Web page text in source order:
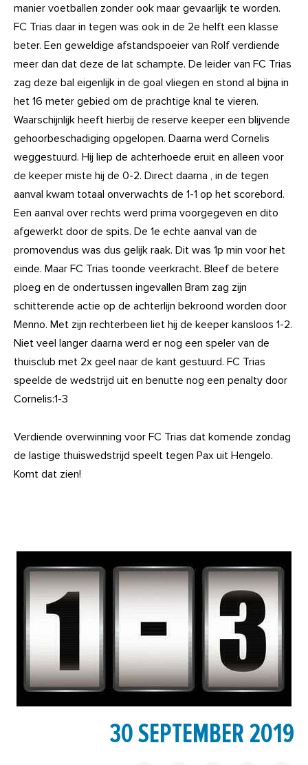
manier voetballen zonder ook maar gevaarlijk te worden.
FC Trias daar in tegen was ook in de 2e helft een klasse
beter. Een geweldige afstandspoeier van Rolf verdiende
meer dan dat deze de lat schampte. De leider van FC Trias
zag deze bal eigenlijk in de goal vliegen en stond al bijna in
het 16 meter gebied om de prachtige knal te vieren.
Waarschijnlijk heeft hierbij de reserve keeper een blijvende
gehoorbeschadiging opgelopen. Daarna werd Cornelis
weggestuurd. Hij liep de achterhoede eruit en alleen voor
de keeper miste hij de 0-2. Direct daarna , in de tegen
aanval kwam totaal onverwachts de 1-1 op het scorebord.
Een aanval over rechts werd prima voorgegeven en dito
afgewerkt door de spits. De 1e echte aanval van de
promovendus was dus gelijk raak. Dit was 1p min voor het
einde. Maar FC Trias toonde veerkracht. Bleef de betere
ploeg en de ondertussen ingevallen Bram zag zijn
schitterende actie op de achterlijn bekroond worden door
Menno. Met zijn rechterbeen liet hij de keeper kansloos 1-2.
Niet veel langer daarna werd er nog een speler van de
thuisclub met 2x geel naar de kant gestuurd. FC Trias
speelde de wedstrijd uit en benutte nog een penalty door
Cornelis:1-3
Verdiende overwinning voor FC Trias dat komende zondag
de lastige thuiswedstrijd speelt tegen Pax uit Hengelo.
Komt dat zien!
30 SEPTEMBER 2019